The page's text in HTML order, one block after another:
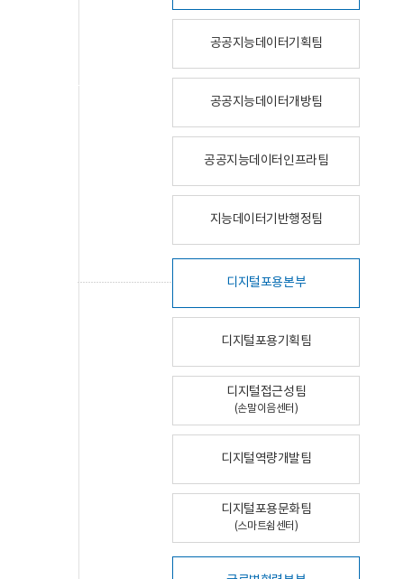
공공지능데이터기획팀
공공지능데이터개방팀
공공지능데이터인프라팀
지능데이터기반행정팀
디지털포용본부
디지털포용기획팀
디지털접근성팀
(손말이음센터)
디지털역량개발팀
디지털포용문화팀
(스마트쉼센터)